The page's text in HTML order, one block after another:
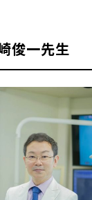
俊一先生